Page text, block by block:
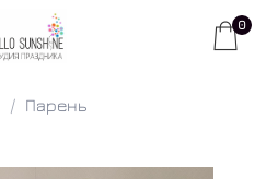
0
Парень